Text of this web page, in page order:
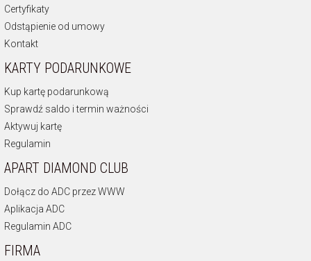
Certyfikaty
Odstąpienie od umowy
Kontakt
KARTY PODARUNKOWE
Kup kartę podarunkową
Sprawdź saldo i termin ważności
Aktywuj kartę
Regulamin
APART DIAMOND CLUB
Dołącz do ADC przez WWW
Aplikacja ADC
Regulamin ADC
FIRMA